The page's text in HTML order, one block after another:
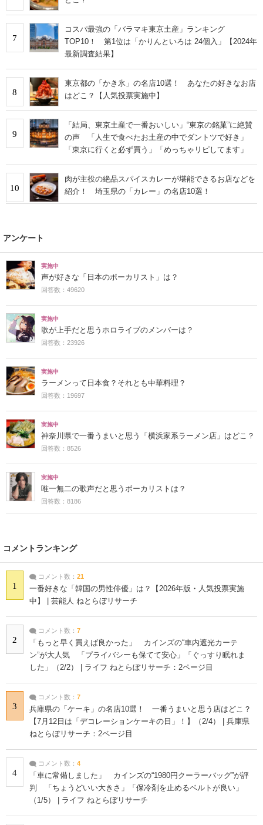
7
コスパ最強の「バラマキ東京土産」ランキング
TOP10！ 第1位は「かりんといろは 24個入」【2024年
最新調査結果】
8
東京都の「かき氷」の名店10選！ あなたの好きなお店
はどこ？【人気投票実施中】
9
「結局、東京土産で一番おいしい」“東京の銘菓”に絶賛
の声 「人生で食べたお土産の中でダントツで好き」
「東京に行くと必ず買う」「めっちゃリピしてます」
10
肉が主役の絶品スパイスカレーが堪能できるお店などを
紹介！ 埼玉県の「カレー」の名店10選！
アンケート
実施中
声が好きな「日本のボーカリスト」は？
回答数：49620
実施中
歌が上手だと思うホロライブのメンバーは？
回答数：23926
実施中
ラーメンって日本食？それとも中華料理？
回答数：19697
実施中
神奈川県で一番うまいと思う「横浜家系ラーメン店」はどこ？
回答数：8526
実施中
唯一無二の歌声だと思うボーカリストは？
回答数：8186
コメントランキング
1
コメント数： 21
一番好きな「韓国の男性俳優」は？【2026年版・人気投票実施
中】 | 芸能人 ねとらぼリサーチ
2
コメント数： 7
「もっと早く買えば良かった」 カインズの“車内遮光カーテ
ン”が大人気 「プライバシーも保てて安心」「ぐっすり眠れま
した」（2/2） | ライフ ねとらぼリサーチ：2ページ目
3
コメント数： 7
兵庫県の「ケーキ」の名店10選！ 一番うまいと思う店はどこ？
【7月12日は「デコレーションケーキの日」！】（2/4） | 兵庫県
ねとらぼリサーチ：2ページ目
4
コメント数： 4
「車に常備しました」 カインズの“1980円クーラーバッグ”が評
判 「ちょうどいい大きさ」「保冷剤を止めるベルトが良い」
（1/5） | ライフ ねとらぼリサーチ